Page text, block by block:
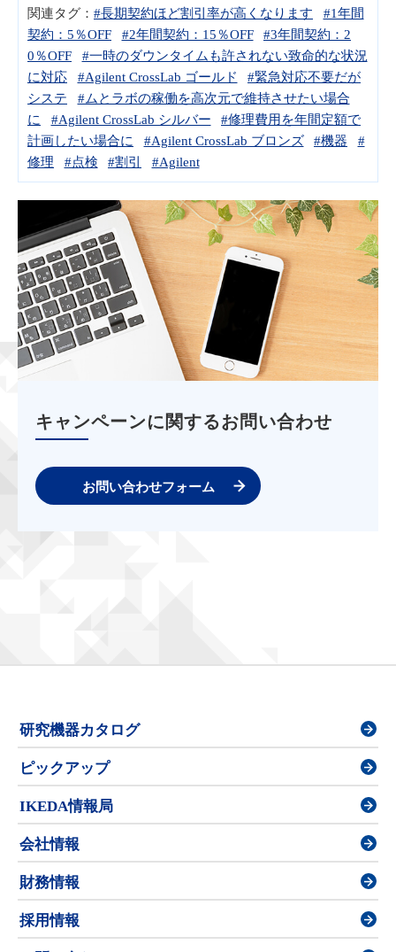
関連タグ： #長期契約ほど割引率が高くなります
#1年間
契約：5％OFF
#2年間契約：15％OFF
#3年間契約：2
0％OFF
#一時のダウンタイムも許されない致命的な状況
に対応
#Agilent CrossLab ゴールド
#緊急対応不要だが
システ
#ムとラボの稼働を高次元で維持させたい場合
に
#Agilent CrossLab シルバー
#修理費用を年間定額で
計画したい場合に
#Agilent CrossLab ブロンズ #機器
#
修理
#点検 #割引 #Agilent
キャンペーンに関するお問い合わせ
お問い合わせフォーム
研究機器カタログ
ピックアップ
IKEDA情報局
会社情報
財務情報
採用情報